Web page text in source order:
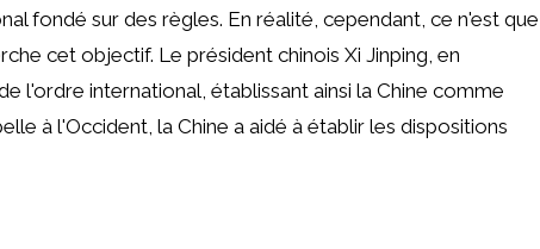
fondé sur des règles. En réalité, cependant, ce n'est que
cet objectif. Le président chinois Xi Jinping, en
l'ordre international, établissant ainsi la Chine comme
à l'Occident, la Chine a aidé à établir les dispositions